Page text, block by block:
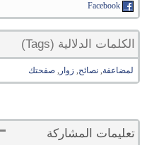
Facebook
الكلمات الدلالية (Tags)
لمضاعفة,نصائح, زوار ,صفحتك
تعليمات المشاركة